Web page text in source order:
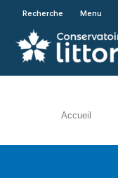
Recherche Menu
Accueil